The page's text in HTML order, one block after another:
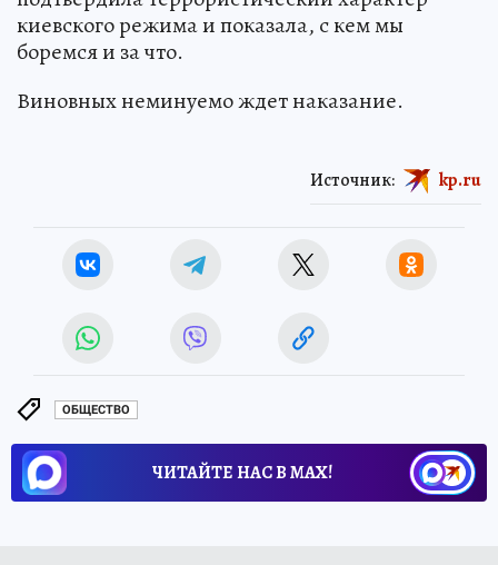
киевского режима и показала, с кем мы
боремся и за что.
Виновных неминуемо ждет наказание.
Источник: kp.ru
ОБЩЕСТВО
ЧИТАЙТЕ НАС В МАХ!